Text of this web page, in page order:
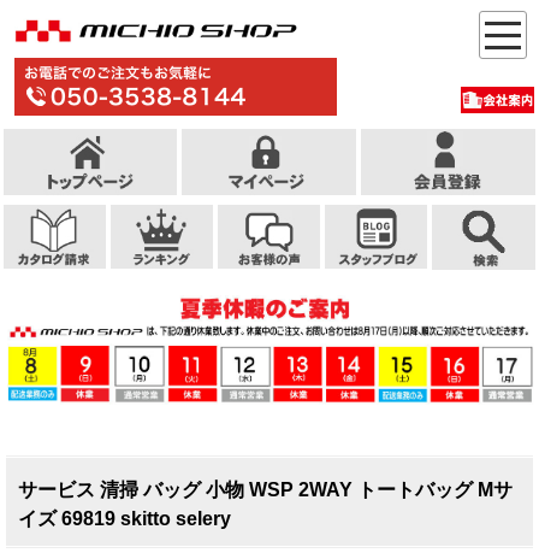
サービス 清掃 バッグ 小物 WSP 2WAY トートバッグ Mサ
イズ 69819 skitto selery